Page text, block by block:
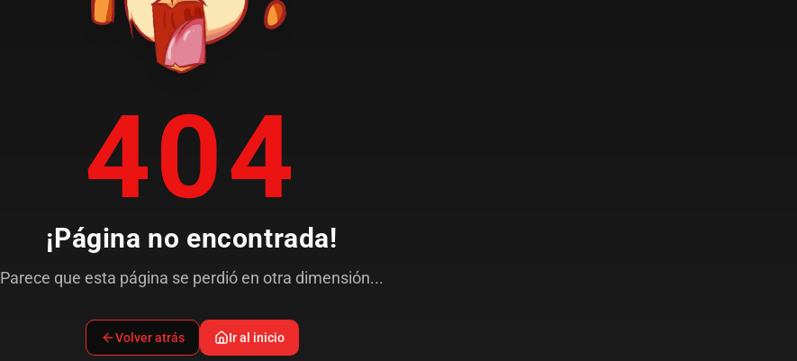
404
¡Página no encontrada!
Parece que esta página se perdió en otra dimensión...
Volver atrás Ir al inicio